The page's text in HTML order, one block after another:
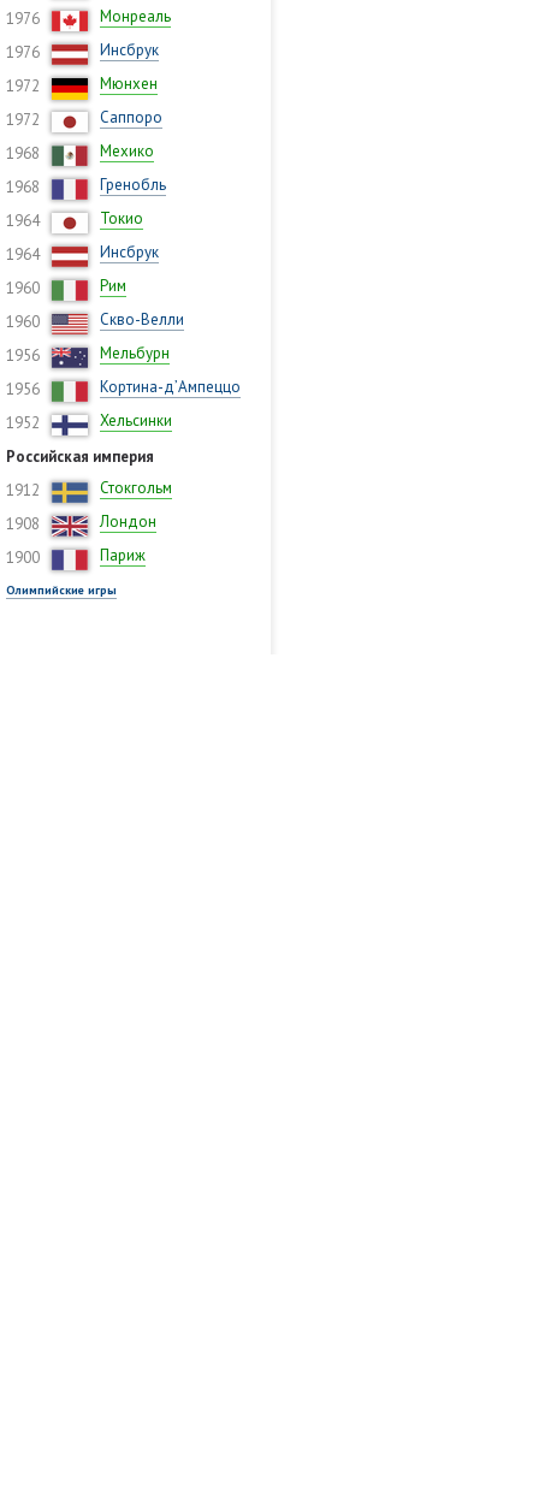
1976
Монреаль
1976
Инсбрук
1972
Мюнхен
1972
Саппоро
1968
Мехико
1968
Гренобль
1964
Токио
1964
Инсбрук
1960
Рим
1960
Скво-Велли
1956
Мельбурн
1956
Кортина-д’Ампеццо
1952
Хельсинки
Российская империя
1912
Стокгольм
1908
Лондон
1900
Париж
Олимпийские игры